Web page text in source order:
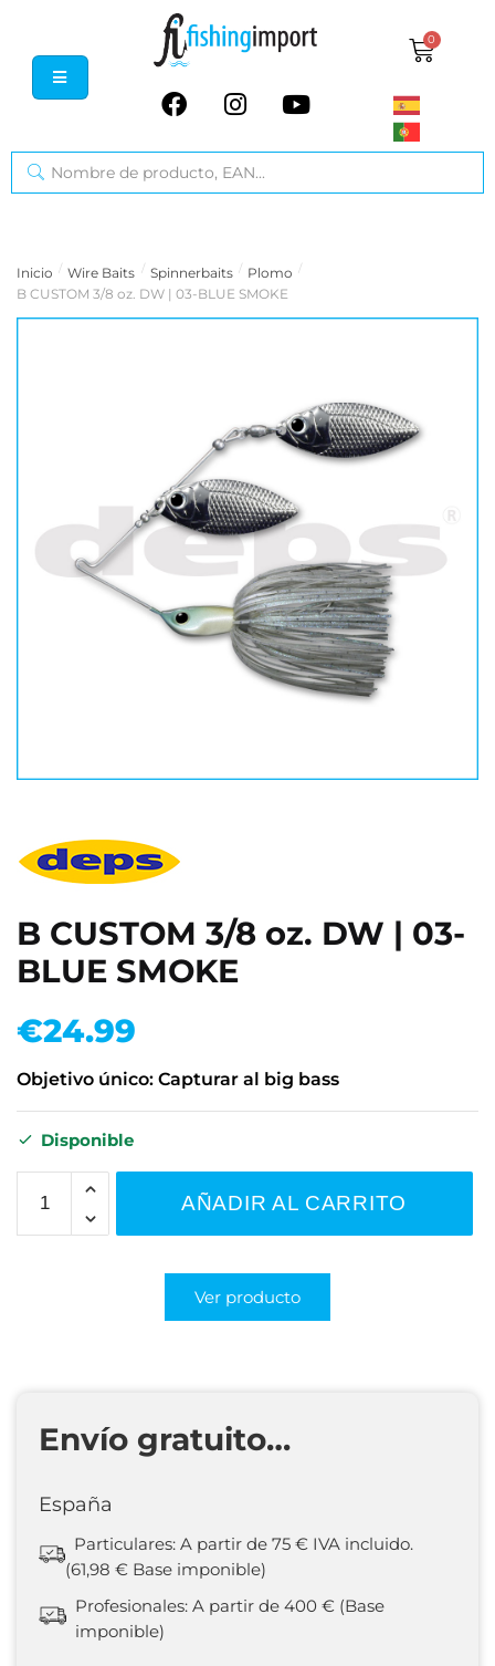
0
Inicio / Wire Baits / Spinnerbaits / Plomo /
B CUSTOM 3/8 oz. DW | 03-BLUE SMOKE
B CUSTOM 3/8 oz. DW | 03-
BLUE SMOKE
€24.99
Objetivo único: Capturar al big bass
Disponible
AÑADIR AL CARRITO
Ver producto
Envío gratuito…
España
Particulares: A partir de 75 € IVA incluido.
(61,98 € Base imponible)
Profesionales: A partir de 400 € (Base
imponible)